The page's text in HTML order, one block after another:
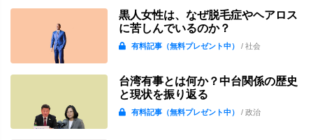
黒人女性は、なぜ脱毛症やヘアロス
に苦しんでいるのか？
有料記事（無料プレゼント中）/ 社会
台湾有事とは何か？中台関係の歴史
と現状を振り返る
有料記事（無料プレゼント中）/ 政治